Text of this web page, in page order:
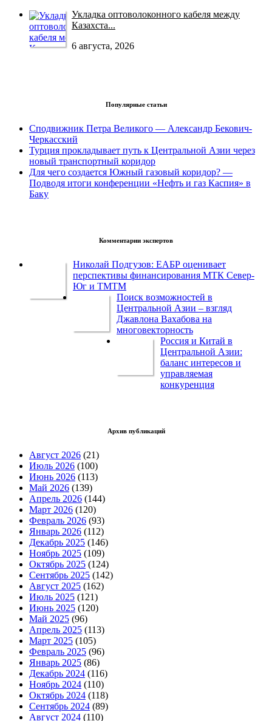
Укладка оптоволоконного кабеля между
Казахста...
6 августа, 2026
Популярные статьи
Сподвижник Петра Великого — Александр Бекович-
Черкасский
Турция прокладывает путь к Центральной Азии через
новый транспортный коридор
Для чего создается Южный газовый коридор? —
Подводя итоги конференции «Нефть и газ Каспия» в
Баку
Комментарии экспертов
Николай Подгузов: ЕАБР оценивает
перспективы финансирования МТК Север-
Юг и ТМТМ
Поиск возможностей в
Центральной Азии – взгляд
Джавлона Вахабова на
многовекторность
Россия и Китай в
Центральной Азии:
баланс интересов и
управляемая
конкуренция
Архив публикаций
Август 2026 (21)
Июль 2026 (100)
Июнь 2026 (113)
Май 2026 (139)
Апрель 2026 (144)
Март 2026 (120)
Февраль 2026 (93)
Январь 2026 (112)
Декабрь 2025 (146)
Ноябрь 2025 (109)
Октябрь 2025 (124)
Сентябрь 2025 (142)
Август 2025 (162)
Июль 2025 (121)
Июнь 2025 (120)
Май 2025 (96)
Апрель 2025 (113)
Март 2025 (105)
Февраль 2025 (96)
Январь 2025 (86)
Декабрь 2024 (116)
Ноябрь 2024 (110)
Октябрь 2024 (118)
Сентябрь 2024 (89)
Август 2024 (110)